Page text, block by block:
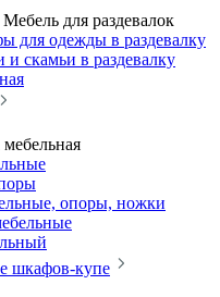
Мебель для раздевалок
для одежды в раздевалку
и скамьи в раздевалку
опоры, ножки
шкафов-купе